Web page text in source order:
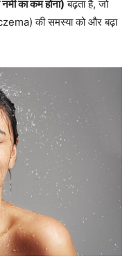
का कम होना) बढ़ता है, जो
की समस्या को और बढ़ा